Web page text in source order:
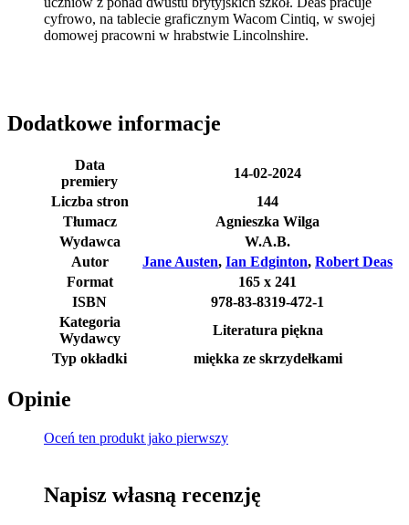
cyfrowo, na tablecie graficznym Wacom Cintiq, w swojej
domowej pracowni w hrabstwie Lincolnshire.
Dodatkowe informacje
Data
premiery
14-02-2024
Liczba stron
144
Tłumacz
Agnieszka Wilga
Wydawca
W.A.B.
Autor
Jane Austen, Ian Edginton, Robert Deas
Format
165 x 241
ISBN
978-83-8319-472-1
Kategoria
Wydawcy
Literatura piękna
Typ okładki
miękka ze skrzydełkami
Opinie
Oceń ten produkt jako pierwszy
Napisz własną recenzję